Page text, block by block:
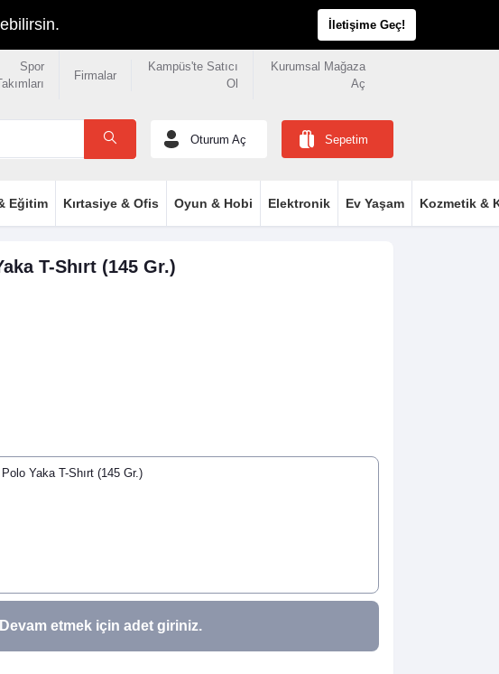
İletişime Geç!
Spor
Firmalar
Kampüs'te Satıcı
Ol
Kurumsal Mağaza
Aç
Oturum Aç Sepetim
Eğitim Kırtasiye & Ofis Oyun & Hobi Elektronik Ev Yaşam Kozmetik &
T-Shırt (145 Gr.)
Yaka T-Shırt (145 Gr.)
Devam etmek için adet giriniz.